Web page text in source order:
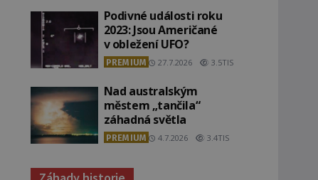
Podivné události roku
2023: Jsou Američané
v obležení UFO?
PREMIUM 27.7.2026 3.5TIS
Nad australským
městem „tančila“
záhadná světla
PREMIUM 4.7.2026 3.4TIS